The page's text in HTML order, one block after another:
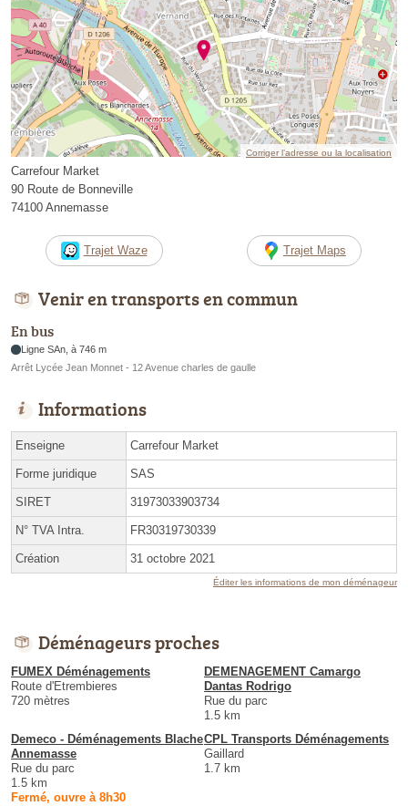
Corriger l’adresse ou la localisation
Carrefour Market
90 Route de Bonneville
74100 Annemasse
Trajet Waze Trajet Maps
Venir en transports en commun
En bus
Ligne SAn, à 746 m
Arrêt Lycée Jean Monnet - 12 Avenue charles de gaulle
Informations
Enseigne Carrefour Market
Forme juridique SAS
SIRET 31973033903734
N° TVA Intra. FR30319730339
Création 31 octobre 2021
Éditer les informations de mon déménageur
Déménageurs proches
FUMEX Déménagements
Route d'Etrembieres
720 mètres
DEMENAGEMENT Camargo
Dantas Rodrigo
Rue du parc
1.5 km
Demeco - Déménagements Blache
Annemasse
Rue du parc
1.5 km
Fermé, ouvre à 8h30
CPL Transports Déménagements
Gaillard
1.7 km